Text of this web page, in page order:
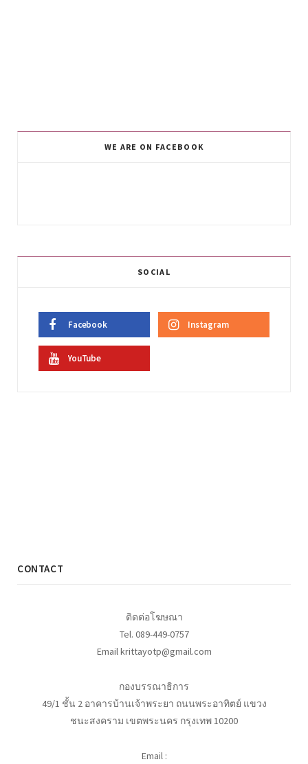
WE ARE ON FACEBOOK
SOCIAL
Facebook Instagram
YouTube
CONTACT
ติดต่อโฆษณา
Tel. 089-449-0757
Email krittayotp@gmail.com
กองบรรณาธิการ
49/1 ชั้น 2 อาคารบ้านเจ้าพระยา ถนนพระอาทิตย์ แขวง
ชนะสงคราม เขตพระนคร กรุงเทพ 10200
Email :